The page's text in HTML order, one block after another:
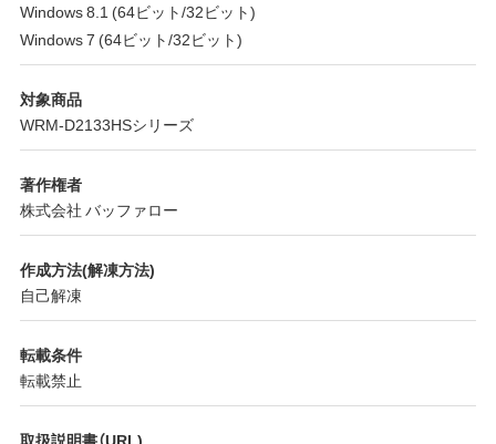
Windows 8.1 (64ビット/32ビット)
Windows 7 (64ビット/32ビット)
対象商品
WRM-D2133HSシリーズ
著作権者
株式会社 バッファロー
作成方法(解凍方法)
自己解凍
転載条件
転載禁止
取扱説明書（URL)